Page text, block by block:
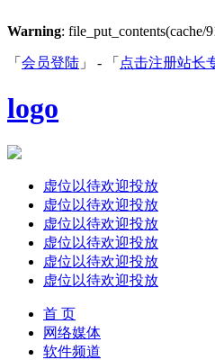
Warning: file_put_contents(cache/
「 会员登陆 」 - 「 点击注册站长
logo
虚位以待欢迎投放
虚位以待欢迎投放
虚位以待欢迎投放
虚位以待欢迎投放
虚位以待欢迎投放
虚位以待欢迎投放
首 页
网络媒体
软件频道